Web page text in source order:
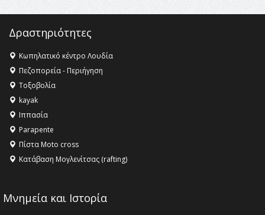
16:35 -Το πρόγραμμα του ΠΑΟΚ στον δεύτερο γύρο του
16:27 - Όλυμπος: Εντάχθηκε στον Κατάλογο Παγκόσμιας
Κληρονομιάς της UNESCO – Ομόφωνη η απόφαση Ο
Όλυμπος αναγνωρίστηκε ως φυσικό και πολιτιστικό
αγαθό εξέχουσας οικουμενικής αξίας για την
ανθρωπότητα
16:18 -
ΣΤΗΝ ΕΔΕΣΣΑ
Δραστηριότητες
Κωπηλατικό κέντρο Λουδία
Πεζοπορεία - Περιήγηση
Τοξοβολία
kayak
Ιππασία
Parapente
Πίστα Moto cross
Κατάβαση Μογλενίτσας (rafting)
Μνημεία και Ιστορία